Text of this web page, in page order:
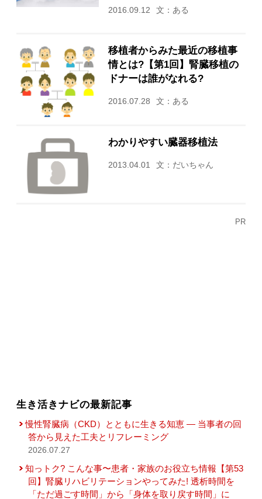
2016.09.12 文：ある
移植者からみた最近の移植事
情とは?【第1回】腎臓移植の
ドナーは誰がなれる?
2016.07.28 文：ある
わかりやすい臓器移植法
2013.04.01 文：だいちゃん
PR
生き活きナビの最新記事
慢性腎臓病（CKD）とともに生きる知恵 — 当事者の回
答から見えた工夫とリフレーミング
2026.07.27
知っトク? こんな事〜患者・家族のお役立ち情報【第53
回】腎臓リハビリテーションやってみた! 透析時間を
「ただ過ごす時間」から「身体を取り戻す時間」に